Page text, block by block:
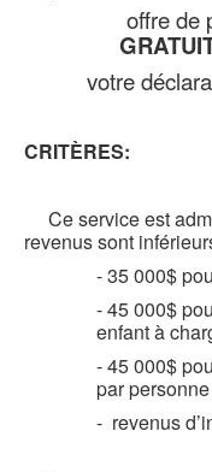
offre de
votre
CRITÈRES:
Ce service est
revenus sont
- 35 000$
- 45 000$
enfant à
- 45 000$
par
- revenus